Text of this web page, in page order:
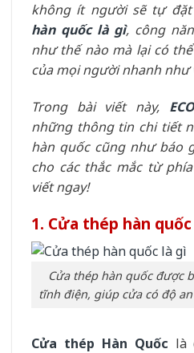
không ít người sẽ tự
hàn quốc là gì, công
như thế nào mà lại có
của mọi người nhanh như
Trong bài viết này,
những thông tin chi tiết
hàn quốc cũng như báo
cho các thắc mắc từ
viết ngay!
1. Cửa thép hàn
Cửa thép hàn quốc được
tĩnh điện, giúp cửa có độ
Cửa thép Hàn Quốc là